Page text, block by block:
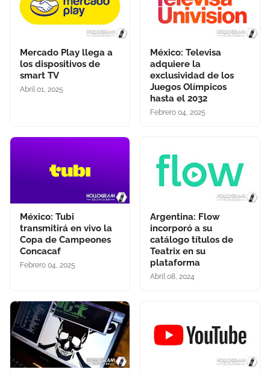
Mercado Play llega a
los dispositivos de
smart TV
Abril 01, 2025
México: Televisa
adquiere la
exclusividad de los
Juegos Olímpicos
hasta el 2032
Febrero 04, 2025
México: Tubi
transmitirá en vivo la
Copa de Campeones
Concacaf
Febrero 04, 2025
Argentina: Flow
incorporó a su
catálogo títulos de
Teatrix en su
plataforma
Abril 08, 2024